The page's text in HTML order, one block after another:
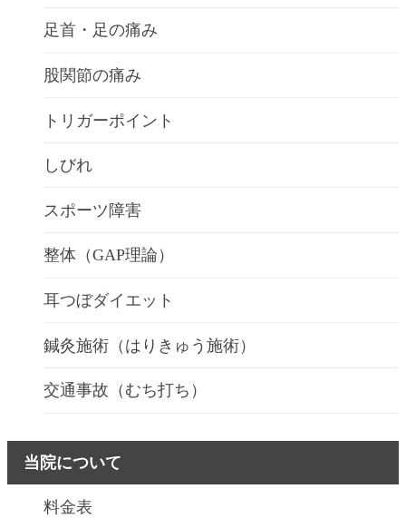
足首・足の痛み
股関節の痛み
トリガーポイント
しびれ
スポーツ障害
整体（GAP理論）
耳つぼダイエット
鍼灸施術（はりきゅう施術）
交通事故（むち打ち）
当院について
料金表